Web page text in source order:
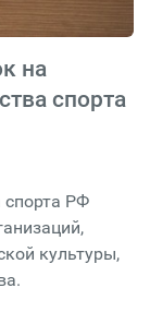
на
спорта
спорта РФ
культуры,